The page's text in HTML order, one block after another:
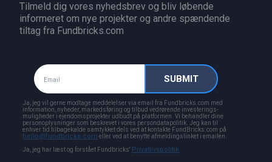
Tilmeld dig vores nyhedsbrev og bliv løbende
informeret om nye projekter og andre spændende
tiltag fra Fundbricks.com
Ja, jeg vil gerne modtage meddelelser via email fra Fundbricks.com med
information, nyheder, markedsføring og tilbud vedrørende investerings-
muligheder i ejendomsprojekter udbudt på platformen. Vi behandler dine
personoplysninger som beskrevet i vores persondatapolitik. Jeg kan til
enhver tid tilbagekalde samtykket dels ved at kontakte FundBricks.com på
hello@fundbricks.com eller ved at benytte afmeldingslinket i emailen.
Ja, jeg har læst og forstået Fundbricks' Privatlivspolitik